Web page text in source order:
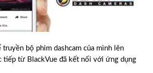
truyền bộ phim dashcam của mình lên
tiếp từ BlackVue đã kết nối với ứng dụng